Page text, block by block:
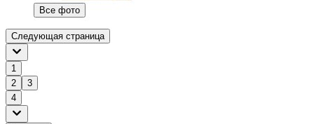
Все фото
Следующая страница
1
2
3
4